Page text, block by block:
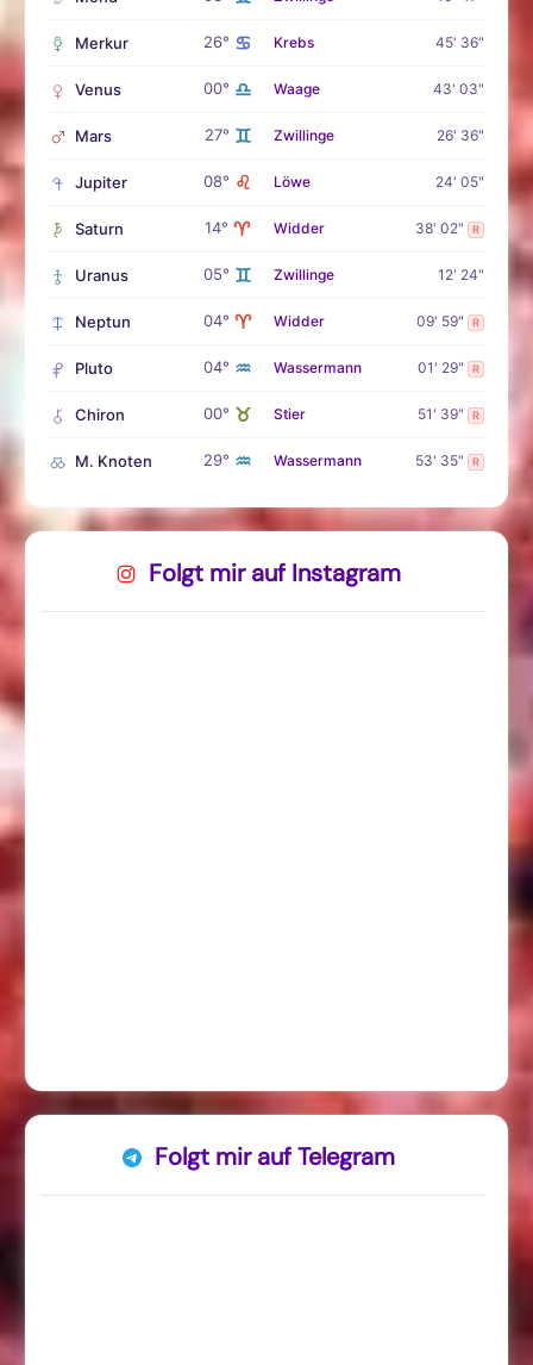
Merkur 26° ♋ Krebs 45' 36"
Venus 00° ♎ Waage 43' 03"
Mars 27° ♊ Zwillinge 26' 36"
Jupiter 08° ♌ Löwe 24' 05"
Saturn 14° ♈ Widder 38' 02" R
Uranus 05° ♊ Zwillinge 12' 24"
Neptun 04° ♈ Widder 09' 59" R
Pluto 04° ♒ Wassermann 01' 29" R
Chiron 00° ♉ Stier 51' 39" R
M. Knoten 29° ♒ Wassermann 53' 35" R
Folgt mir auf Instagram
Folgt mir auf Telegram